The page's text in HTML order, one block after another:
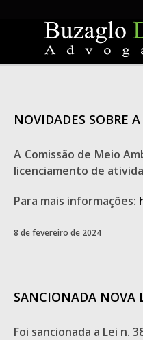
NOVIDADES SOBRE
A Comissão de Meio
licenciamento de
Para mais informações:
8 de fevereiro de 2024
SANCIONADA NOVA
Foi sancionada a Lei n.